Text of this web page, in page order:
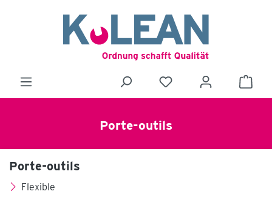
Porte-outils
Porte-outils
Flexible